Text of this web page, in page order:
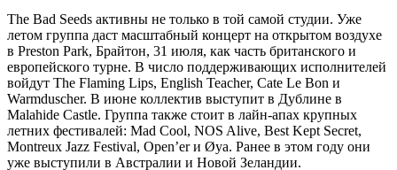
The Bad Seeds активны не только в той самой студии. Уже
летом группа даст масштабный концерт на открытом воздухе
в Preston Park, Брайтон, 31 июля, как часть британского и
европейского турне. В число поддерживающих исполнителей
войдут The Flaming Lips, English Teacher, Cate Le Bon и
Warmduscher. В июне коллектив выступит в Дублине в
Malahide Castle. Группа также стоит в лайн-апах крупных
летних фестивалей: Mad Cool, NOS Alive, Best Kept Secret,
Montreux Jazz Festival, Open’er и Øya. Ранее в этом году они
уже выступили в Австралии и Новой Зеландии.